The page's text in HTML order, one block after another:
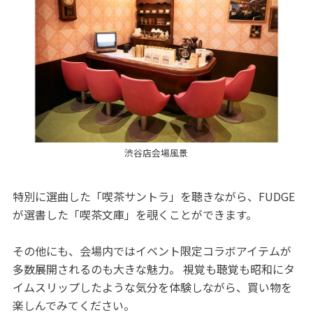
渋谷店会場風景
特別に選曲した「喫茶サントラ」を聴きながら、FUDGE
が選書した「喫茶文庫」を覗くことができます。
その他にも、会場内ではイベント限定コラボアイテムが
多数展開されるのも大きな魅力。 視覚も聴覚も昭和にタ
イムスリップしたような気分を体験しながら、買い物を
楽しんでみてください。